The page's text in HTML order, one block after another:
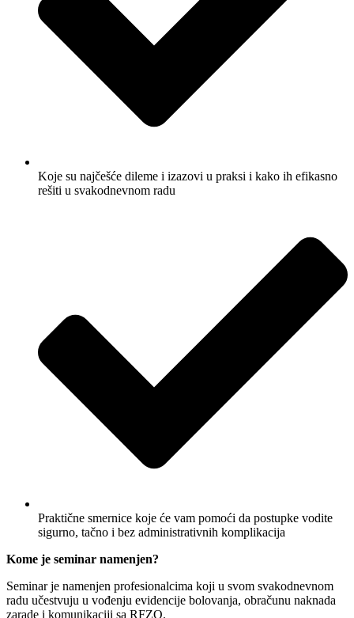
Koje su najčešće dileme i izazovi u praksi i kako ih efikasno
rešiti u svakodnevnom radu
Praktične smernice koje će vam pomoći da postupke vodite
sigurno, tačno i bez administrativnih komplikacija
Kome je seminar namenjen?
Seminar je namenjen profesionalcima koji u svom svakodnevnom
radu učestvuju u vođenju evidencije bolovanja, obračunu naknada
zarade i komunikaciji sa RFZO.